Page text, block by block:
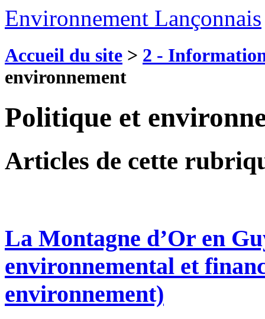
Environnement Lançonnais
Accueil du site > 2 -
environnement
Politique et
Articles de cette
La Montagne d’Or en
environnemental et
environnement)